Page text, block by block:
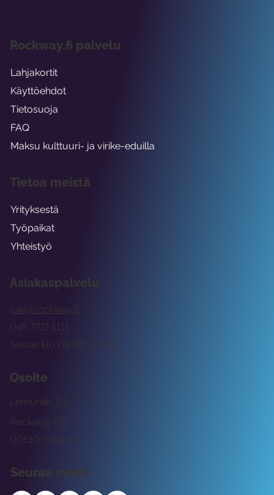
Asiakaspalvelu
tuki@rockway.fi
Arkisin klo 09:00 -15:00
045 7731 1111
Osoite
Rockway Oy
Lemuntie 3-5
00510 Helsinki
Seuraa meitä
Rockway.fi palvelu
Lahjakortit
Käyttöehdot
Tietosuoja
FAQ
Maksu kulttuuri- ja virike-eduilla
Tietoa meistä
Yrityksestä
Työpaikat
Yhteistyö